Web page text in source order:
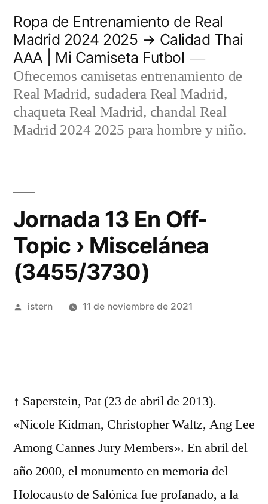
contenido
Ropa de Entrenamiento de Real
Madrid 2024 2025 → Calidad Thai
AAA | Mi Camiseta Futbol
Ofrecemos camisetas entrenamiento de
Real Madrid, sudadera Real Madrid,
chaqueta Real Madrid, chandal Real
Madrid 2024 2025 para hombre y niño.
Jornada 13 En Off-
Topic › Miscelánea
(3455/3730)
Publicado
istern 11 de noviembre de 2021
↑ Saperstein, Pat (23 de abril de 2013).
«Nicole Kidman, Christopher Waltz, Ang Lee
Among Cannes Jury Members». En abril del
año 2000, el monumento en memoria del
Holocausto de Salónica fue profanado, a la